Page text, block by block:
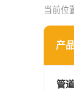
当前位
产
管